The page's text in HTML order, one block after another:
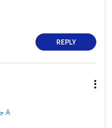
REPLY
جالاكسى A